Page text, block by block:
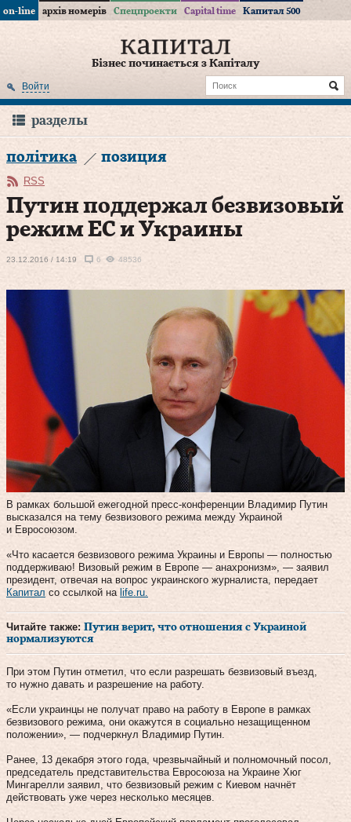
on-line архів номерів Спецпроекти Capital time Капитал 500
Бізнес починається з Капіталу
Войти
разделы
політика позиция
RSS
Путин поддержал безвизовый
режим ЕС и Украины
23.12.2016 / 14:19 6 48536
В рамках большой ежегодной пресс-конференции Владимир Путин
высказался на тему безвизового режима между Украиной
и Евросоюзом.
«Что касается безвизового режима Украины и Европы — полностью
поддерживаю! Визовый режим в Европе — анахронизм», — заявил
президент, отвечая на вопрос украинского журналиста, передает
Капитал со ссылкой на life.ru.
Читайте также: Путин верит, что отношения с Украиной
нормализуются
При этом Путин отметил, что если разрешать безвизовый въезд,
то нужно давать и разрешение на работу.
«Если украинцы не получат право на работу в Европе в рамках
безвизового режима, они окажутся в социально незащищенном
положении», — подчеркнул Владимир Путин.
Ранее, 13 декабря этого года, чрезвычайный и полномочный посол,
председатель представительства Евросоюза на Украине Хюг
Мингарелли заявил, что безвизовый режим с Киевом начнёт
действовать уже через несколько месяцев.